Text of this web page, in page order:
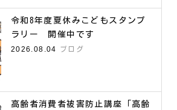
令和8年度夏休みこどもスタンプ
ラリー 開催中です
2026.08.04
ブログ
高齢者消費者被害防止講座「高齢